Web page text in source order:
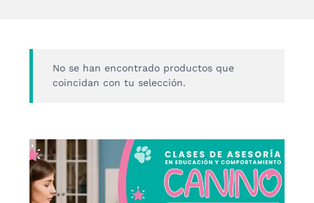
No se han encontrado productos que
coincidan con tu selección.